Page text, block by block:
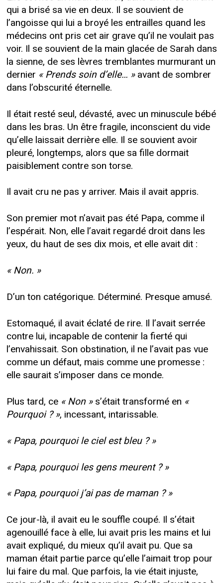
qui a brisé sa vie en deux. Il se souvient de
l’angoisse qui lui a broyé les entrailles quand les
médecins ont pris cet air grave qu’il ne voulait pas
voir. Il se souvient de la main glacée de Sarah dans
la sienne, de ses lèvres tremblantes murmurant un
dernier « Prends soin d’elle… »avant de sombrer
dans l’obscurité éternelle.
Il était resté seul, dévasté, avec un minuscule bébé
dans les bras. Un être fragile, inconscient du vide
qu’elle laissait derrière elle. Il se souvient avoir
pleuré, longtemps, alors que sa fille dormait
paisiblement contre son torse.
Il avait cru ne pas y arriver. Mais il avait appris.
Son premier mot n’avait pas été Papa, comme il
l’espérait. Non, elle l’avait regardé droit dans les
yeux, du haut de ses dix mois, et elle avait dit :
« Non. »
D’un ton catégorique. Déterminé. Presque amusé.
Estomaqué, il avait éclaté de rire. Il l’avait serrée
contre lui, incapable de contenir la fierté qui
l’envahissait. Son obstination, il ne l’avait pas vue
comme un défaut, mais comme une promesse :
elle saurait s’imposer dans ce monde.
Plus tard, ce « Non »s’était transformé en «
Pourquoi ? », incessant, intarissable.
« Papa, pourquoi le ciel est bleu ? »
« Papa, pourquoi les gens meurent ? »
« Papa, pourquoi j’ai pas de maman ? »
Ce jour-là, il avait eu le souffle coupé. Il s’était
agenouillé face à elle, lui avait pris les mains et lui
avait expliqué, du mieux qu’il avait pu. Que sa
maman était partie parce qu’elle l’aimait trop pour
lui faire du mal. Que parfois, la vie était injuste,